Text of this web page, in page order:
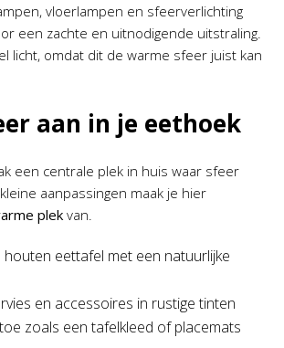
vloerlampen en sfeerverlichting
een zachte en uitnodigende uitstraling.
licht, omdat dit de warme sfeer juist kan
aan in je eethoek
een centrale plek in huis waar sfeer
aanpassingen maak je hier
plek van.
houten eettafel met een natuurlijke
en accessoires in rustige tinten
zoals een tafelkleed of placemats